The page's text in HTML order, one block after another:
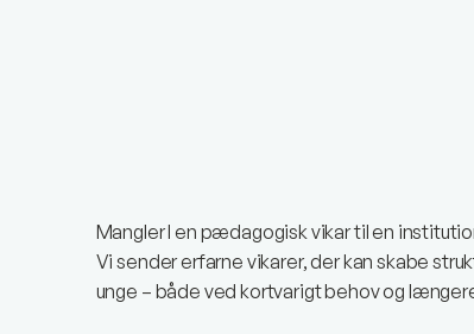
Mangler I en pædagogisk vikar til en
Vi sender erfarne vikarer, der kan skabe
unge – både ved kortvarigt behov og